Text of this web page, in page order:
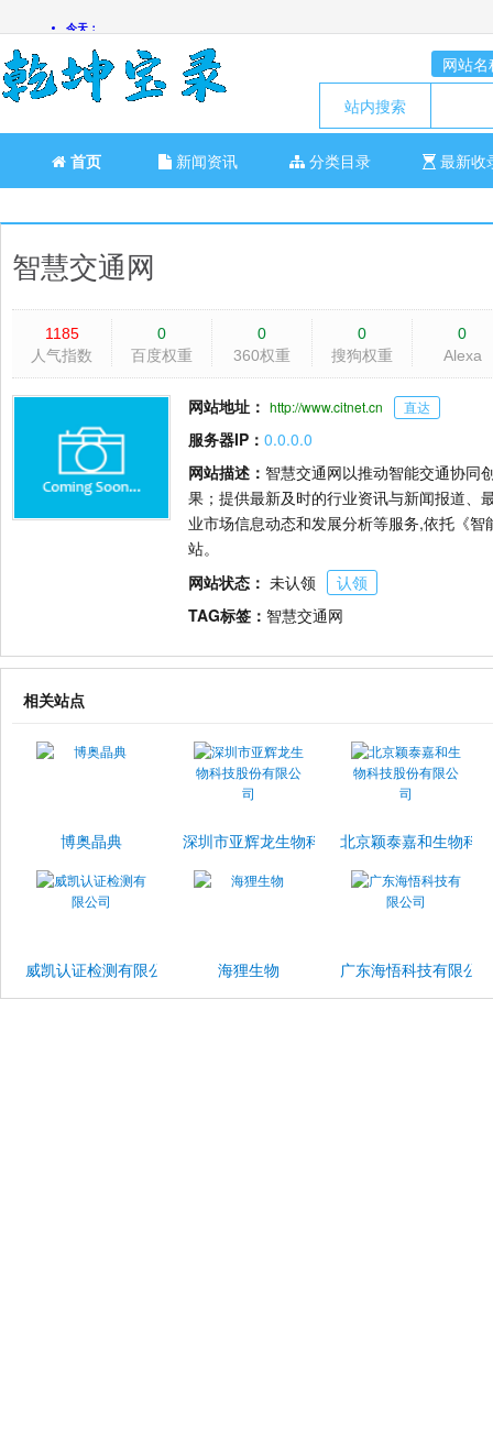
网站名
站内搜索
首页 新闻资讯 分类目录 最新收
智慧交通网
1185
人气指数
0
百度权重
0
360权重
0
搜狗权重
0
Alexa
网站地址： http://www.citnet.cn 直达
服务器IP： 0.0.0.0
网站描述： 智慧交通网以推动智能交通协同
果；提供最新及时的行业资讯与新闻报道、
业市场信息动态和发展分析等服务,依托《
站。
网站状态： 未认领
认领
TAG标签： 智慧交通网
相关站点
博奥晶典 深圳市亚辉龙生物科技股份有限公司
北京颖泰嘉和生物科
威凯认证检测有限公司 海狸生物 广东海悟科技有限公司